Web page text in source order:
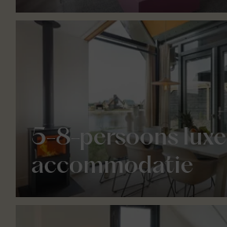
5-8-persoons luxe
accommodatie